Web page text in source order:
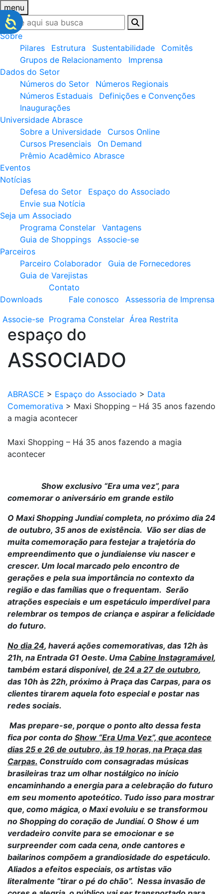
menu
Sobre
Pilares
Estrutura Sustentabilidade
Comitês
Grupos de Relacionamento
Imprensa
Dados do Setor
Números do Setor
Números Regionais
Números Estaduais
Definições e Convenções
Inaugurações
Universidade Abrasce
Sobre a Universidade
Cursos Online
Cursos Presenciais
On Demand
Prêmio Acadêmico Abrasce
Eventos
Notícias
Defesa do Setor
Espaço do Associado
Envie sua Notícia
Seja um Associado
Programa Constelar
Vantagens
Guia de Shoppings
Associe-se
Parceiros
Parceiro Colaborador
Guia de Fornecedores
Guia de Varejistas
Downloads
Contato
Fale conosco
Assessoria de Imprensa
Associe-se Programa Constelar Área Restrita
espaço do
ASSOCIADO
ABRASCE > Espaço do Associado > Data
Comemorativa > Maxi Shopping – Há 35 anos fazendo
a magia acontecer
Maxi Shopping – Há 35 anos fazendo a magia
acontecer
Show exclusivo “Era uma vez”, para
comemorar o aniversário em grande estilo
O Maxi Shopping Jundiaí completa, no próximo dia 24
de outubro, 35 anos de existência. Vão ser dias de
muita comemoração para festejar a trajetória do
empreendimento que o jundiaiense viu nascer e
crescer. Um local marcado pelo encontro de
gerações e pela sua importância no contexto da
região e das famílias que o frequentam. Serão
atrações especiais e um espetáculo imperdível para
relembrar os tempos de criança e aspirar a felicidade
do futuro.
No dia 24, haverá ações comemorativas, das 12h às
21h, na Entrada G1 Oeste. Uma Cabine Instagramável,
também estará disponível, de 24 a 27 de outubro,
das 10h às 22h, próximo à Praça das Carpas, para os
clientes tirarem aquela foto especial e postar nas
redes sociais.
Mas prepare-se, porque o ponto alto dessa festa
fica por conta do Show “Era Uma Vez”, que acontece
dias 25 e 26 de outubro, às 19 horas, na Praça das
Carpas. Construído com consagradas músicas
brasileiras traz um olhar nostálgico no início
encaminhando a energia para a celebração do futuro
em seu momento apoteótico. Tudo isso para mostrar
que, como mágica, o Maxi evoluiu e se transformou
no Shopping do coração de Jundiaí. O Show é um
verdadeiro convite para se emocionar e se
surpreender com cada cena, onde cantores e
bailarinos compõem a grandiosidade do espetáculo.
Aliados a efeitos especiais, os artistas vão
literalmente “tirar o pé do chão”. Nessa invasão de